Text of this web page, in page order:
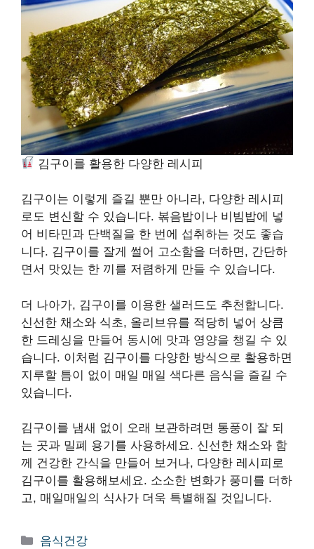
김구이를 활용한 다양한 레시피
김구이는 이렇게 즐길 뿐만 아니라, 다양한 레시피
로도 변신할 수 있습니다. 볶음밥이나 비빔밥에 넣
어 비타민과 단백질을 한 번에 섭취하는 것도 좋습
니다. 김구이를 잘게 썰어 고소함을 더하면, 간단하
면서 맛있는 한 끼를 저렴하게 만들 수 있습니다.
더 나아가, 김구이를 이용한 샐러드도 추천합니다.
신선한 채소와 식초, 올리브유를 적당히 넣어 상큼
한 드레싱을 만들어 동시에 맛과 영양을 챙길 수 있
습니다. 이처럼 김구이를 다양한 방식으로 활용하면
지루할 틈이 없이 매일 매일 색다른 음식을 즐길 수
있습니다.
김구이를 냄새 없이 오래 보관하려면 통풍이 잘 되
는 곳과 밀폐 용기를 사용하세요. 신선한 채소와 함
께 건강한 간식을 만들어 보거나, 다양한 레시피로
김구이를 활용해보세요. 소소한 변화가 풍미를 더하
고, 매일매일의 식사가 더욱 특별해질 것입니다.
카
음식건강